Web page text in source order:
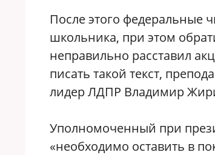
После этого федеральные
школьника, при этом
неправильно расставил
писать такой текст,
лидер ЛДПР Владимир
Уполномоченный при
«необходимо оставить в